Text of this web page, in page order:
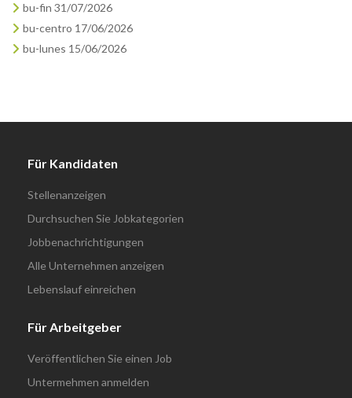
bu-fin 31/07/2026
bu-centro 17/06/2026
bu-lunes 15/06/2026
Für Kandidaten
Stellenanzeigen
Durchsuchen Sie Jobkategorien
Jobbenachrichtigungen
Alle Unternehmen anzeigen
Lebenslauf einreichen
Für Arbeitgeber
Veröffentlichen Sie einen Job
Untermehmen anmelden